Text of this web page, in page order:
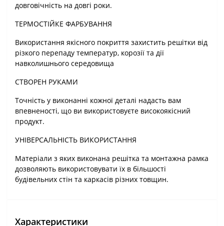
довговічність на довгі роки.
ТЕРМОСТІЙКЕ ФАРБУВАННЯ
Використання якісного покриття захистить решітки від
різкого перепаду температур, корозії та дії
навколишнього середовища
СТВОРЕН РУКАМИ
Точність у виконанні кожної деталі надасть вам
впевненості, що ви використовуєте високоякісний
продукт.
УНІВЕРСАЛЬНІСТЬ ВИКОРИСТАННЯ
Матеріали з яких виконана решітка та монтажна рамка
дозволяють використовувати їх в більшості
будівельних стін та каркасів різних товщин.
Характеристики